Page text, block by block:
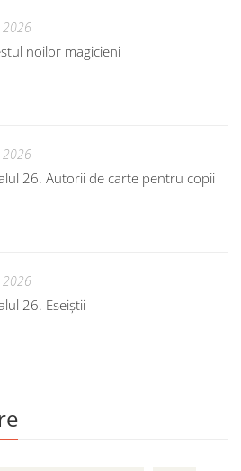
2026
noilor magicieni
2026
26. Autorii de carte pentru copii
2026
26. Eseiștii